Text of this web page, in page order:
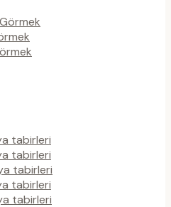
tabirleri
tabirleri
tabirleri
tabirleri
tabirleri